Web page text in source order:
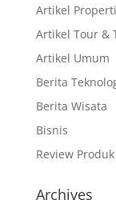
Artikel Properti
Artikel Tour &
Artikel Umum
Berita
Berita Wisata
Bisnis
Review
Archives